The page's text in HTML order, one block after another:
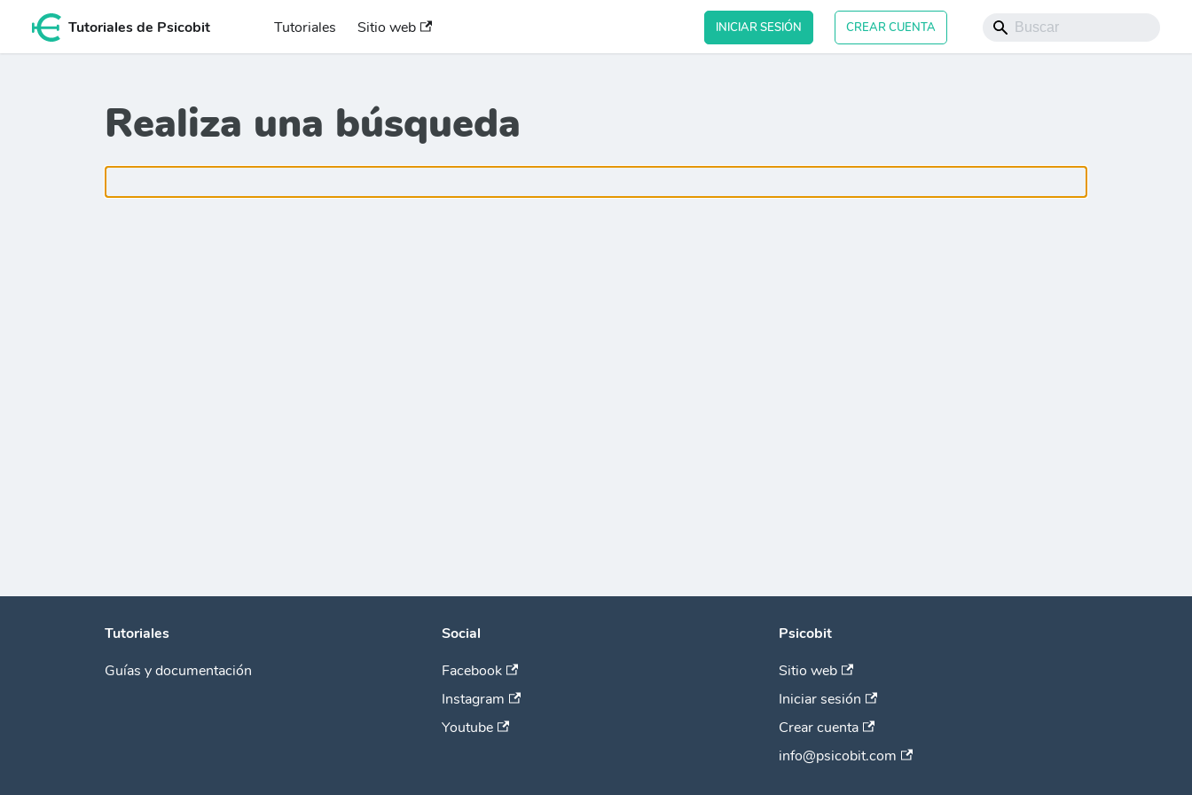
Tutoriales de Psicobit Tutoriales Sitio web INICIAR SESIÓN CREAR CUENTA
Realiza una búsqueda
Tutoriales
Guías y documentación
Social
Facebook
Instagram
Youtube
Psicobit
Sitio web
Iniciar sesión
Crear cuenta
info@psicobit.com